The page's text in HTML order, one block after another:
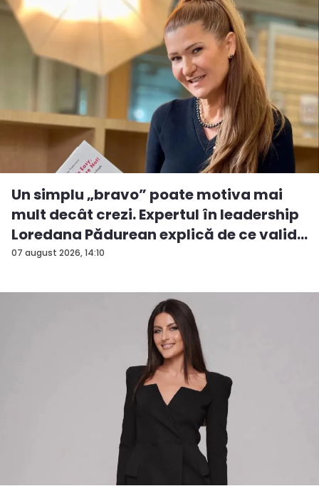
07 august 2026, 14:10
Un simplu „bravo” poate motiva mai
mult decât crezi. Expertul în leadership
Loredana Pădurean explică de ce valid...